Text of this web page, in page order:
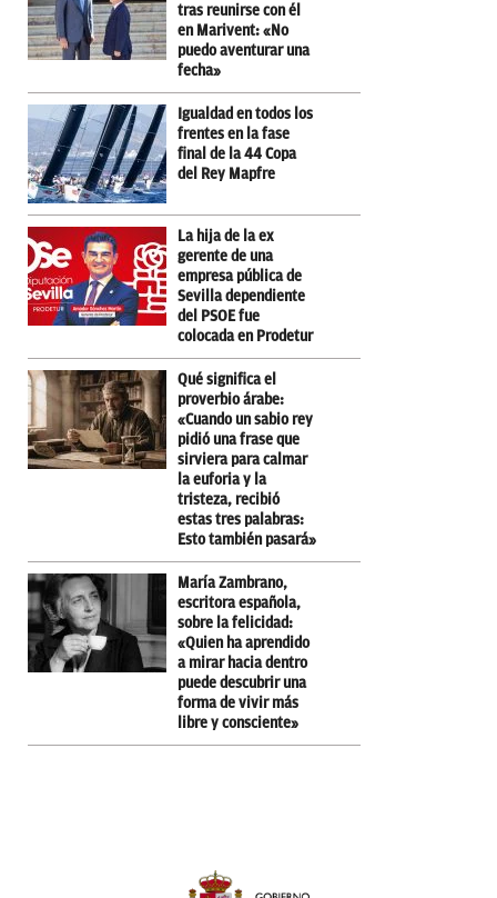
tras reunirse con él
en Marivent: «No
puedo aventurar una
fecha»
Igualdad en todos los
frentes en la fase
final de la 44 Copa
del Rey Mapfre
La hija de la ex
gerente de una
empresa pública de
Sevilla dependiente
del PSOE fue
colocada en Prodetur
Qué significa el
proverbio árabe:
«Cuando un sabio rey
pidió una frase que
sirviera para calmar
la euforia y la
tristeza, recibió
estas tres palabras:
Esto también pasará»
María Zambrano,
escritora española,
sobre la felicidad:
«Quien ha aprendido
a mirar hacia dentro
puede descubrir una
forma de vivir más
libre y consciente»